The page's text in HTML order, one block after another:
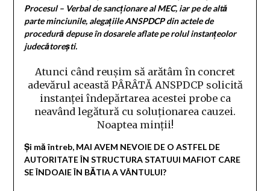
Procesul – Verbal de sancționare al MEC, iar pe de altă
parte minciunile, alegațiile ANSPDCP din actele de
procedură depuse în dosarele aflate pe rolul instanțeolor
judecătorești.
Atunci când reușim să arătâm în concret
adevărul această PÂRÂTĂ ANSPDCP solicită
instanței îndepărtarea acestei probe ca
neavând legătură cu soluționarea cauzei.
Noaptea minții!
Și mă întreb, MAI AVEM NEVOIE DE O ASTFEL DE
AUTORITATE ÎN STRUCTURA STATUUI MAFIOT CARE
SE ÎNDOAIE ÎN BĂTIA A VÂNTULUI?